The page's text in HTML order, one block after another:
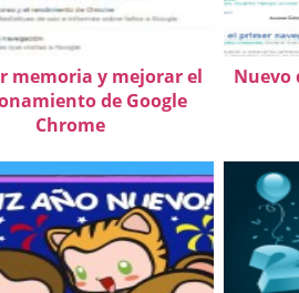
memoria y mejorar el
de Google
Chrome
Nuevo